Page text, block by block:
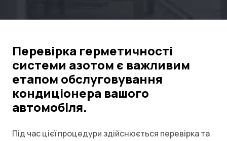
Перевірка герметичності
системи азотом є важливим
етапом обслуговування
кондиціонера вашого
автомобіля.
Під час цієї процедури здійснюється перевірка та